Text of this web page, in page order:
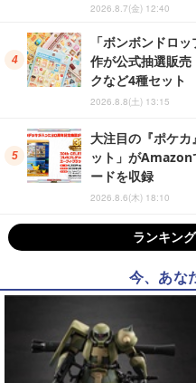
2026.8.7(金) 12:40
「ボンボンドロ
作が公式抽選販
クなど4種セット
2026.8.8(土) 13:15
大注目の『ポケ
ット」がAmazon
ードを収録
2026.8.6(木) 18:10
ランキン
今、あな